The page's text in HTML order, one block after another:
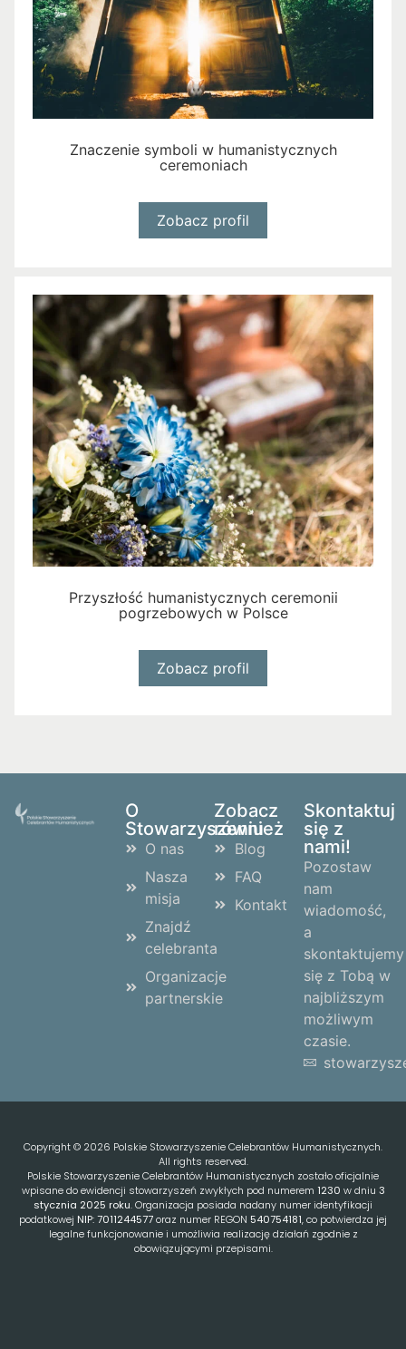
Znaczenie symboli w humanistycznych
ceremoniach
Zobacz profil
Przyszłość humanistycznych ceremonii
pogrzebowych w Polsce
Zobacz profil
O
Stowarzyszeniu
O nas
Nasza
misja
Znajdź
celebranta
Organizacje
partnerskie
Zobacz
również
Blog
FAQ
Kontakt
Skontaktuj
się z
nami!
Pozostaw
nam
wiadomość,
a
skontaktujemy
się z Tobą w
najbliższym
możliwym
czasie.
Copyright © 2026 Polskie Stowarzyszenie Celebrantów Humanistycznych.
All rights reserved.
Polskie Stowarzyszenie Celebrantów Humanistycznych zostało oficjalnie
wpisane do ewidencji stowarzyszeń zwykłych pod numerem 1230 w dniu 3
stycznia 2025 roku. Organizacja posiada nadany numer identyfikacji
podatkowej NIP: 7011244577oraz numer REGON 540754181, co potwierdza jej
legalne funkcjonowanie i umożliwia realizację działań zgodnie z
obowiązującymi przepisami.